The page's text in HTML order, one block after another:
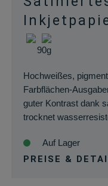
90g
Hochweißes,
Farbflächen-
guter Kontrast dank
trocknet
Auf Lager
PREISE &